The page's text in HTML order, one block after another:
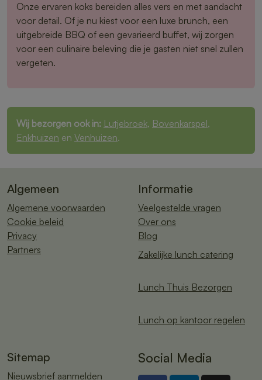
Onze ervaren koks bereiden alles vers en met aandacht
voor detail. Of je nu kiest voor een luxe brunch, een
uitgebreide BBQ of een gevarieerd buffet, wij zorgen
voor een culinaire beleving die je gasten niet snel zullen
vergeten.
Wij bezorgen ook in: Lutjebroek, Bovenkarspel,
Enkhuizen en Venhuizen.
Algemeen
Algemene voorwaarden
Cookie beleid
Privacy
Partners
Informatie
Veelgestelde vragen
Over ons
Blog
Zakelijke lunch catering
Lunch Thuis Bezorgen
Lunch op kantoor regelen
Sitemap
Nieuwsbrief aanmelden
Social Media